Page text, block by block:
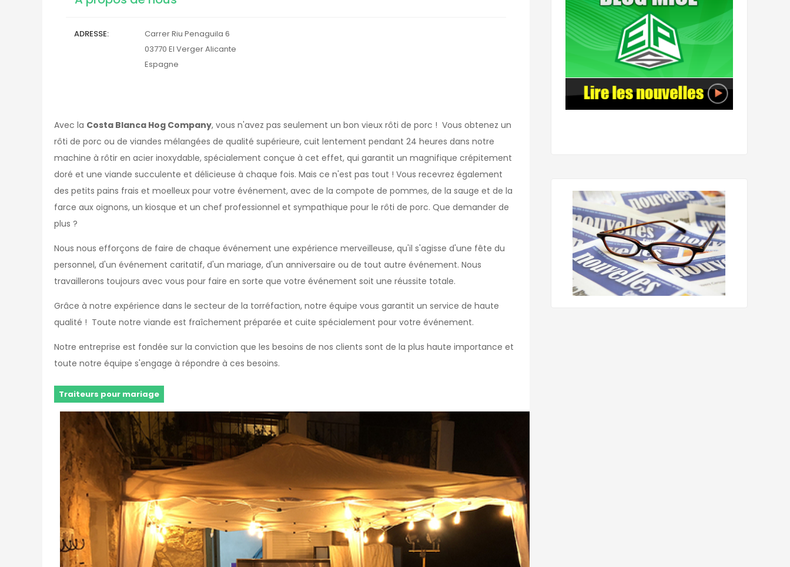
ADRESSE
Carrer Riu Penaguila 6
03770 El VergerAlicante
Espagne
Avec la Costa Blanca Hog Company, vous n'avez pas seulement un bon vieux rôti de porc ! Vous obtenez un
rôti de porc ou de viandes mélangées de qualité supérieure, cuit lentement pendant 24 heures dans notre
machine à rôtir en acier inoxydable, spécialement conçue à cet effet, qui garantit un magnifique crépitement
doré et une viande succulente et délicieuse à chaque fois. Mais ce n'est pas tout ! Vous recevrez également
des petits pains frais et moelleux pour votre événement, avec de la compote de pommes, de la sauge et de la
farce aux oignons, un kiosque et un chef professionnel et sympathique pour le rôti de porc. Que demander de
plus ?
Nous nous efforçons de faire de chaque événement une expérience merveilleuse, qu'il s'agisse d'une fête du
personnel, d'un événement caritatif, d'un mariage, d'un anniversaire ou de tout autre événement. Nous
travaillerons toujours avec vous pour faire en sorte que votre événement soit une réussite totale.
Grâce à notre expérience dans le secteur de la torréfaction, notre équipe vous garantit un service de haute
qualité ! Toute notre viande est fraîchement préparée et cuite spécialement pour votre événement.
Notre entreprise est fondée sur la conviction que les besoins de nos clients sont de la plus haute importance et
toute notre équipe s'engage à répondre à ces besoins.
Traiteurs pour mariage